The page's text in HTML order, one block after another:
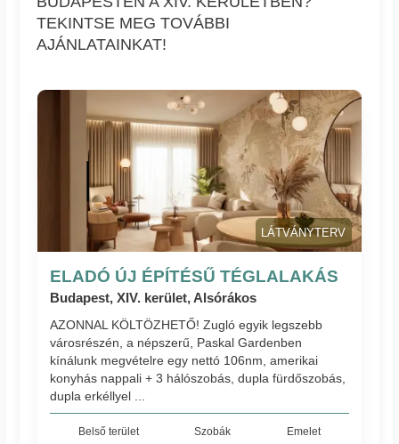
TEKINTSE MEG TOVÁBBI
AJÁNLATAINKAT!
LÁTVÁNYTERV
ELADÓ ÚJ ÉPÍTÉSŰ TÉGLALAKÁS
Budapest, XIV. kerület, Alsórákos
AZONNAL KÖLTÖZHETŐ! Zugló egyik legszebb
városrészén, a népszerű, Paskal Gardenben
kínálunk megvételre egy nettó 106nm, amerikai
konyhás nappali + 3 hálószobás, dupla fürdőszobás,
dupla erkéllyel ...
Belső terület Szobák Emelet